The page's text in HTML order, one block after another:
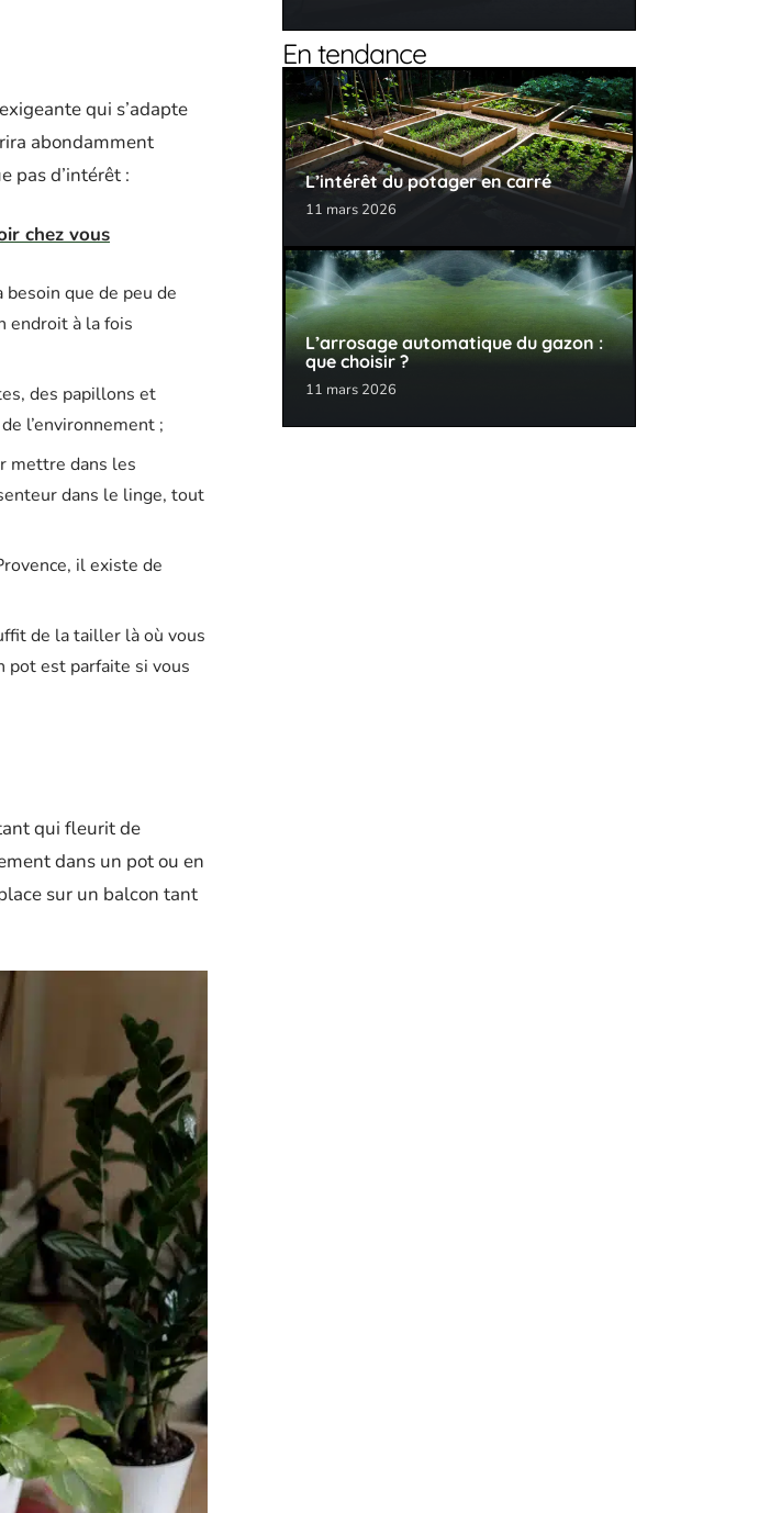
qui s’adapte
abondamment
pas d’intérêt :
chez vous
que de peu de
endroit à la fois
des papillons et
l’environnement ;
mettre dans les
dans le linge, tout
il existe de
de la tailler là où vous
pot est parfaite si vous
qui fleurit de
dans un pot ou en
sur un balcon tant
En tendance
L’intérêt du potager en carré
11 mars 2026
L’arrosage automatique du gazon :
que choisir ?
11 mars 2026